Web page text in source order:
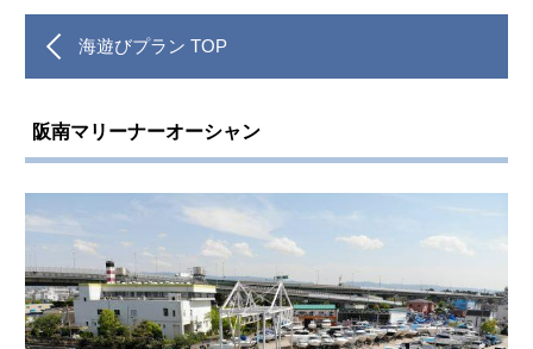
海遊びプラン TOP
阪南マリーナーオーシャン